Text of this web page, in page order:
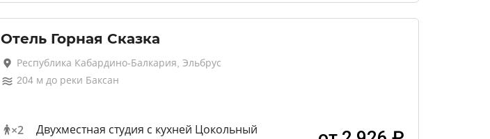
Отель Горная Сказка
Республика Кабардино-Балкария, Эльбрус
204м до реки Баксан
×2
Двухместная студия с кухней Цокольный